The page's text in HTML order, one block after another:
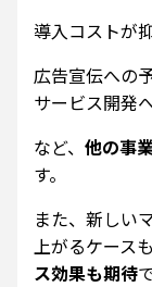
導入コストが
広告宣伝への
サービス開発
など、 他の事
す。
また、新しい
上がるケース
ス効果も期待